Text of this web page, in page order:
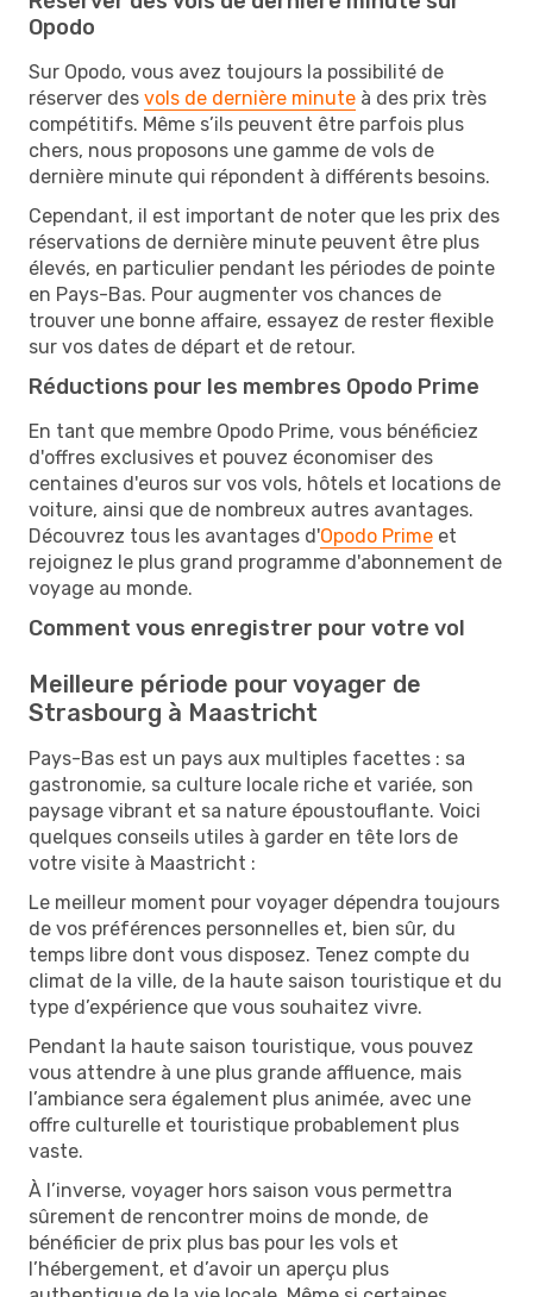
Opodo
Sur Opodo, vous avez toujours la possibilité de
réserver des vols de dernière minute à des prix très
compétitifs. Même s’ils peuvent être parfois plus
chers, nous proposons une gamme de vols de
dernière minute qui répondent à différents besoins.
Cependant, il est important de noter que les prix des
réservations de dernière minute peuvent être plus
élevés, en particulier pendant les périodes de pointe
en Pays-Bas. Pour augmenter vos chances de
trouver une bonne affaire, essayez de rester flexible
sur vos dates de départ et de retour.
Réductions pour les membres Opodo Prime
En tant que membre Opodo Prime, vous bénéficiez
d'offres exclusives et pouvez économiser des
centaines d'euros sur vos vols, hôtels et locations de
voiture, ainsi que de nombreux autres avantages.
Découvrez tous les avantages d'Opodo Prime et
rejoignez le plus grand programme d'abonnement de
voyage au monde.
Comment vous enregistrer pour votre vol
Meilleure période pour voyager de
Strasbourg à Maastricht
Pays-Bas est un pays aux multiples facettes : sa
gastronomie, sa culture locale riche et variée, son
paysage vibrant et sa nature époustouflante. Voici
quelques conseils utiles à garder en tête lors de
votre visite à Maastricht :
Le meilleur moment pour voyager dépendra toujours
de vos préférences personnelles et, bien sûr, du
temps libre dont vous disposez. Tenez compte du
climat de la ville, de la haute saison touristique et du
type d’expérience que vous souhaitez vivre.
Pendant la haute saison touristique, vous pouvez
vous attendre à une plus grande affluence, mais
l’ambiance sera également plus animée, avec une
offre culturelle et touristique probablement plus
vaste.
À l’inverse, voyager hors saison vous permettra
sûrement de rencontrer moins de monde, de
bénéficier de prix plus bas pour les vols et
l’hébergement, et d’avoir un aperçu plus